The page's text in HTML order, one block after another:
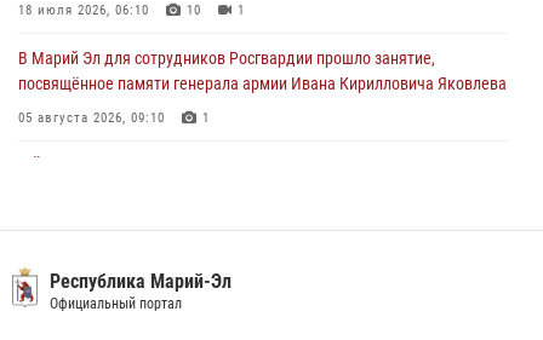
18 июля 2026, 06:10 10 1
В Марий Эл для сотрудников Росгвардии прошло занятие,
посвящённое памяти генерала армии Ивана Кирилловича Яковлева
05 августа 2026, 09:10 1
В Марий Эл сотрудники Росгвардии присоединились к масштабной
донорской акции (видео)
Республика Марий-Эл
Официальный портал